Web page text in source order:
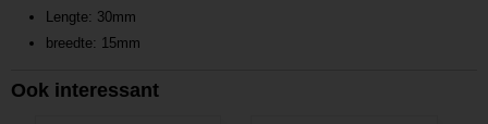
Lengte: 30mm
breedte: 15mm
Ook interessant